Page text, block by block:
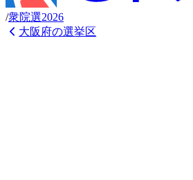
/衆院選2026
大阪府の選挙区